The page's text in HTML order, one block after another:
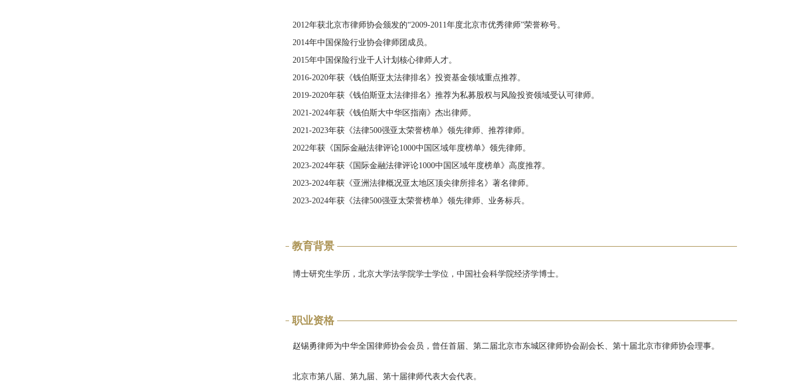
2012年获北京市律师协会颁发的“2009-2011年度北京市优秀律师”荣誉称号。
2014年中国保险行业协会律师团成员。
2015年中国保险行业千人计划核心律师人才。
2016-2020年获《钱伯斯亚太法律排名》投资基金领域重点推荐。
2019-2020年获《钱伯斯亚太法律排名》推荐为私募股权与风险投资领域受认可律师。
2021-2024年获《钱伯斯大中华区指南》杰出律师。
2021-2023年获《法律500强亚太荣誉榜单》领先律师、推荐律师。
2022年获《国际金融法律评论1000中国区域年度榜单》领先律师。
2023-2024年获《国际金融法律评论1000中国区域年度榜单》高度推荐。
2023-2024年获《亚洲法律概况亚太地区顶尖律所排名》著名律师。
2023-2024年获《法律500强亚太荣誉榜单》领先律师、业务标兵。
教育背景
博士研究生学历，北京大学法学院学士学位，中国社会科学院经济学博士。
职业资格
赵锡勇律师为中华全国律师协会会员，曾任首届、第二届北京市东城区律师协会副会长、第十届北京市律师协会理事。
北京市第八届、第九届、第十届律师代表大会代表。